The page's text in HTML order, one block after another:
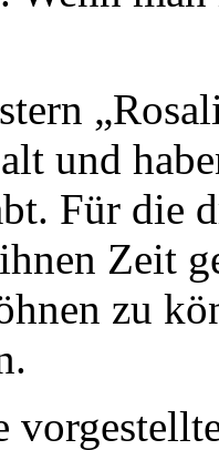
und
Für die
Zeit
zu